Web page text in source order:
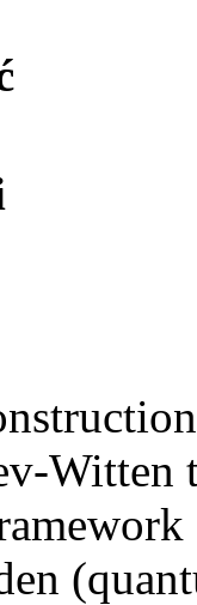
Witten